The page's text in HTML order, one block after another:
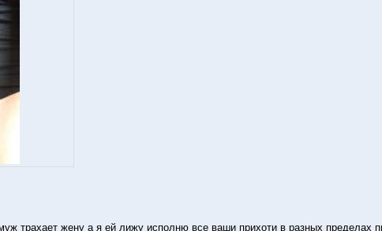
трахает жену а я ей лижу исполню все ваши прихоти в разных пределах